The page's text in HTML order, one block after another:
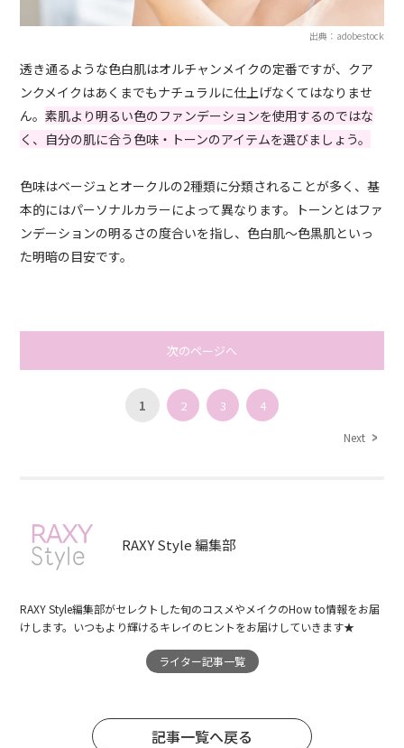
出典：adobestock
透き通るような色白肌はオルチャンメイクの定番ですが、クア
ンクメイクはあくまでもナチュラルに仕上げなくてはなりませ
ん。素肌より明るい色のファンデーションを使用するのではな
く、自分の肌に合う色味・トーンのアイテムを選びましょう。
色味はベージュとオークルの2種類に分類されることが多く、基
本的にはパーソナルカラーによって異なります。トーンとはファ
ンデーションの明るさの度合いを指し、色白肌～色黒肌といっ
た明暗の目安です。
次のページへ
1 2 3 4
Next
RAXY Style 編集部
RAXY Style編集部がセレクトした旬のコスメやメイクのHow to情報をお届
けします。いつもより輝けるキレイのヒントをお届けしていきます★
ライター記事一覧
記事一覧へ戻る